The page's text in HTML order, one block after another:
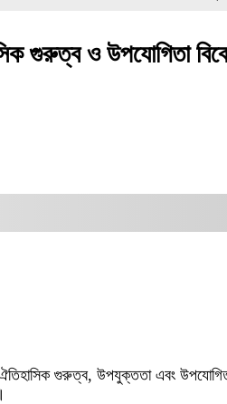
গুরুত্ব ও উপযোগিতা
গুরুত্ব, উপযুক্ততা এবং উপযোগিতা